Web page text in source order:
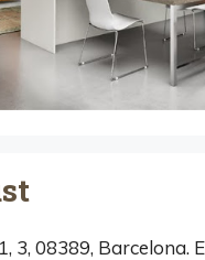
3, 08389, Barcelona.